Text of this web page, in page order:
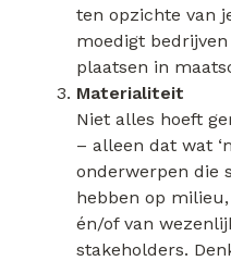
ten opzichte van
moedigt
plaatsen in
Materialiteit
Niet alles hoeft
– alleen dat wat
onderwerpen die
hebben op
én/of van
stakeholders.